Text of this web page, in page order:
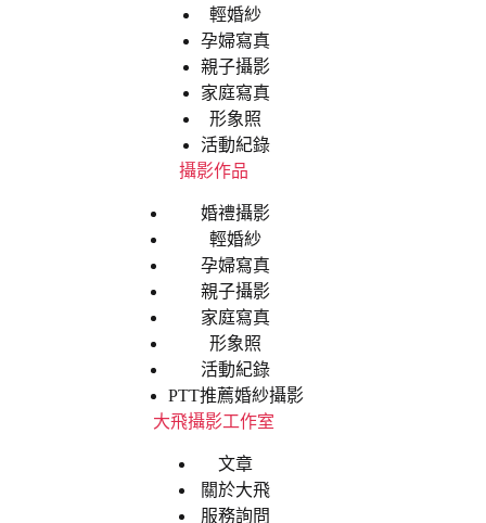
輕婚紗
孕婦寫真
親子攝影
家庭寫真
形象照
活動紀錄
攝影作品
婚禮攝影
輕婚紗
孕婦寫真
親子攝影
家庭寫真
形象照
活動紀錄
PTT推薦婚紗攝影
大飛攝影工作室
文章
關於大飛
服務詢問